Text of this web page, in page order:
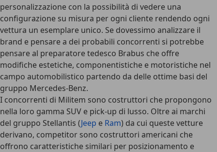
personalizzazione con la possibilità di vedere una
configurazione su misura per ogni cliente rendendo ogni
vettura un esemplare unico. Se dovessimo analizzare il
brand e pensare a dei probabili concorrenti si potrebbe
pensare al preparatore tedesco Brabus che offre
modifiche estetiche, componentistiche e motoristiche nel
campo automobilistico partendo da delle ottime basi del
gruppo Mercedes-Benz.
I concorrenti di Militem sono costruttori che propongono
nella loro gamma SUV e pick-up di lusso. Oltre ai marchi
del gruppo Stellantis (Jeep e Ram) da cui queste vetture
derivano, competitor sono costruttori americani che
offrono caratteristiche similari per posizionamento e